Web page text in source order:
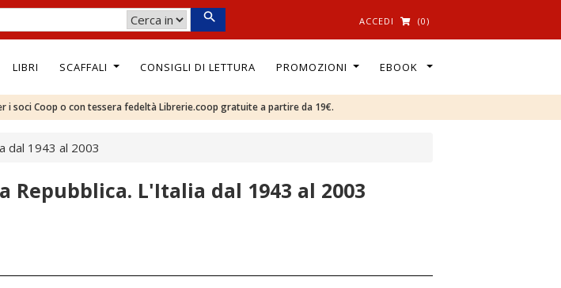
ACCEDI (0)
LIBRI SCAFFALI CONSIGLI DI LETTURA PROMOZIONI EBOOK
i soci Coop o con tessera fedeltà Librerie.coop gratuite a partire da 19€.
dal 1943 al 2003
Repubblica. L'Italia dal 1943 al 2003